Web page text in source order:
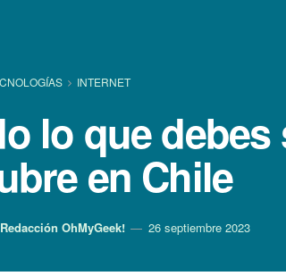
INTERNET
lo que debes
en Chile
Redacción OhMyGeek! 26 septiembre 2023